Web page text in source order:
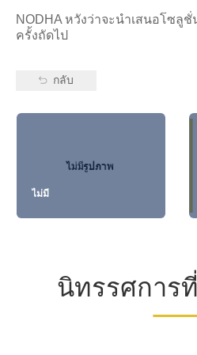
NODHA หวังว่าจะนำเสนอโซลู
ครั้งถัดไป
กลับ
ไม่มี
นิทรรศการ